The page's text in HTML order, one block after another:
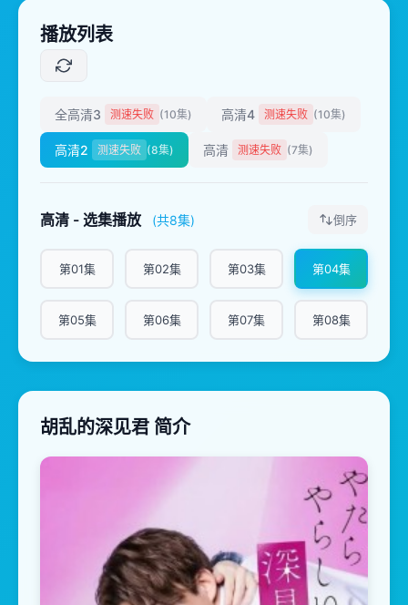
播放列表
全高清3 测速失败 (10集) 高清4 测速失败 (10集)
高清2 测速失败 (8集) 高清 测速失败 (7集)
高清 - 选集播放 (共8集) 倒序
第01集 第02集 第03集 第04集
第05集 第06集 第07集 第08集
胡乱的深见君 简介